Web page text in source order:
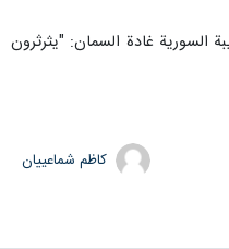
والاديبة السورية غادة السمان: "يثرثرون
کاظم شماعییان